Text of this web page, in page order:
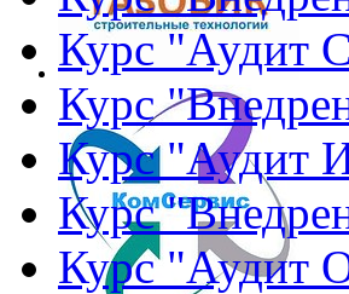
Курс
Курс
Курс "Аудит
Курс
Курс "Аудит